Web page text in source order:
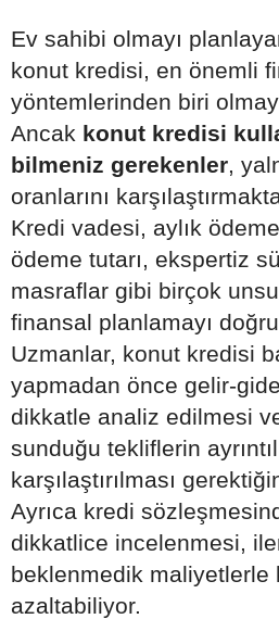
Ev sahibi olmayı
konut kredisi, en önemli
yöntemlerinden biri
Ancak konut kredisi
bilmeniz gerekenler ,
oranlarını
Kredi vadesi, aylık
ödeme tutarı, ekspertiz
masraflar gibi birçok
finansal planlamayı
Uzmanlar, konut kredisi
yapmadan önce gelir-
dikkatle analiz edilmesi
sunduğu tekliflerin
karşılaştırılması
Ayrıca kredi
dikkatlice incelenmesi,
beklenmedik maliyetlerle
azaltabiliyor.